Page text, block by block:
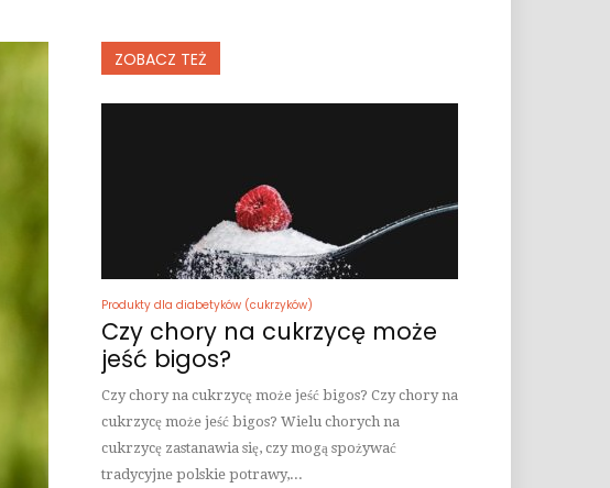
ZOBACZ TEŻ
Produkty dla diabetyków (cukrzyków)
Czy chory na cukrzycę może
jeść bigos?
Czy chory na cukrzycę może jeść bigos? Czy chory na
cukrzycę może jeść bigos? Wielu chorych na
cukrzycę zastanawia się, czy mogą spożywać
tradycyjne polskie potrawy,...